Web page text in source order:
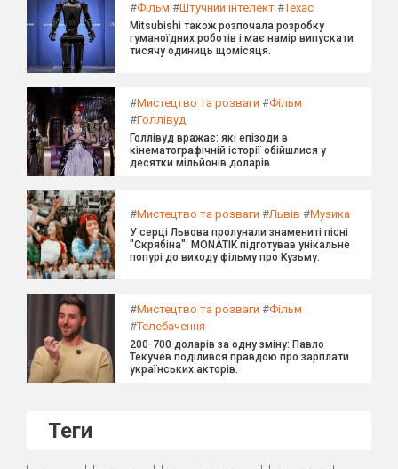
#Фільм #Штучний інтелект #Техас
Mitsubishi також розпочала розробку
гуманоїдних роботів і має намір випускати
тисячу одиниць щомісяця.
#Мистецтво та розваги #Фільм
#Голлівуд
Голлівуд вражає: які епізоди в
кінематографічній історії обійшлися у
десятки мільйонів доларів
#Мистецтво та розваги #Львів #Музика
У серці Львова пролунали знамениті пісні
"Скрябіна": MONATIK підготував унікальне
попурі до виходу фільму про Кузьму.
#Мистецтво та розваги #Фільм
#Телебачення
200-700 доларів за одну зміну: Павло
Текучев поділився правдою про зарплати
українських акторів.
Теги